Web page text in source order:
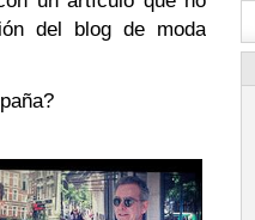
del blog de moda